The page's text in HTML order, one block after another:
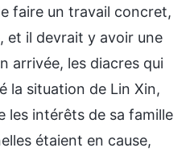
faire un travail concret,
et il devrait y avoir une
arrivée, les diacres qui
la situation de Lin Xin,
les intérêts de sa famille
étaient en cause,